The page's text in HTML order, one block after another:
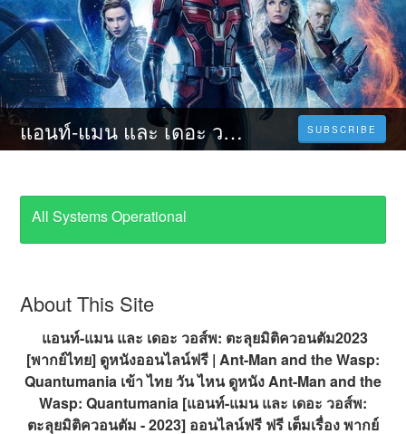
แอนท์‑แมน และ เดอะ วอสพ์: ตะลุยมิติควอนตัม [2566] เต็มเรื่อง ออนไลน์ฟรี [HD] พากย์ไทย SUBSCRIBE
All Systems Operational
About This Site
แอนท์-แมน และ เดอะ วอส์พ: ตะลุยมิติควอนตัม2023
[พากย์ไทย] ดูหนังออนไลน์ฟรี | Ant-Man and the Wasp:
Quantumania เข้า ไทย วัน ไหน ดูหนัง Ant-Man and the
Wasp: Quantumania [แอนท์-แมน และ เดอะ วอส์พ:
ตะลุยมิติควอนตัม - 2023] ออนไลน์ฟรี ฟรี เต็มเรื่อง พากย์